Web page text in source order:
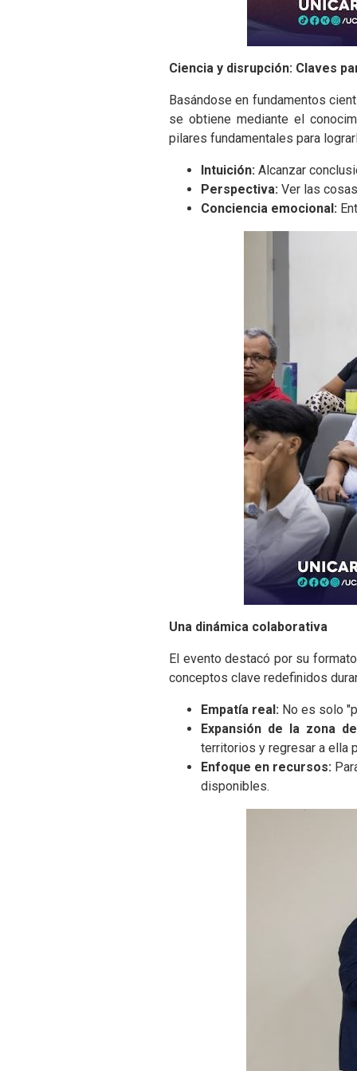
Ciencia y disrupción: Claves
Basándose en fundamentos
se obtiene mediante el
pilares fundamentales para
Intuición: Alcanzar
Perspectiva: Ver las
Conciencia emocional:
Una dinámica colaborativa
El evento destacó por su
conceptos clave redefinidos
Empatía real: No es solo
Expansión de la zona
territorios y regresar a ella
Enfoque en recursos:
disponibles.